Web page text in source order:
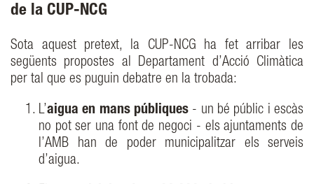
de la CUP-NCG
Sota aquest pretext, la CUP-NCG ha fet arribar les
següents propostes al Departament d’Acció Climàtica
per tal que es puguin debatre en la trobada:
L’aigua en mans públiques - un bé públic i escàs
no pot ser una font de negoci - els ajuntaments de
l’AMB han de poder municipalitzar els serveis
d’aigua.